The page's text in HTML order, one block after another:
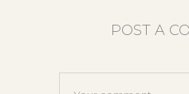
POST A